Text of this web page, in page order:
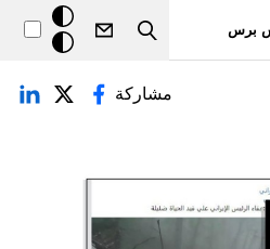
برس
Search
خلفيّة
داكنة
مشاركة